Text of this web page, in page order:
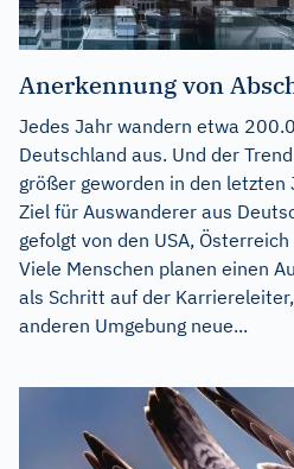
Anerkennung von
Jedes Jahr wandern etwa
Deutschland aus. Und der
größer geworden in den
Ziel für Auswanderer aus
gefolgt von den USA,
Viele Menschen planen einen
als Schritt auf der
anderen Umgebung neue...